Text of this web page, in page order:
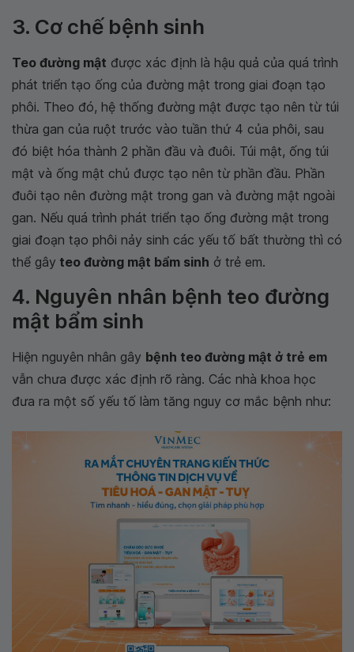
3. Cơ chế bệnh sinh
Teo đường mật được xác định là hậu quả của quá trình
phát triển tạo ống của đường mật trong giai đoạn tạo
phôi. Theo đó, hệ thống đường mật được tạo nên từ túi
thừa gan của ruột trước vào tuần thứ 4 của phôi, sau
đó biệt hóa thành 2 phần đầu và đuôi. Túi mật, ống túi
mật và ống mật chủ được tạo nên từ phần đầu. Phần
đuôi tạo nên đường mật trong gan và đường mật ngoài
gan. Nếu quá trình phát triển tạo ống đường mật trong
giai đoạn tạo phôi nảy sinh các yếu tố bất thường thì có
thể gây teo đường mật bẩm sinh ở trẻ em.
4. Nguyên nhân bệnh teo đường
mật bẩm sinh
Hiện nguyên nhân gây bệnh teo đường mật ở trẻ em
vẫn chưa được xác định rõ ràng. Các nhà khoa học
đưa ra một số yếu tố làm tăng nguy cơ mắc bệnh như: